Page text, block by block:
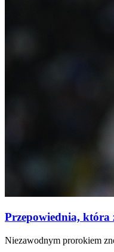
Przepowiednia, która
Niezawodnym prorokiem